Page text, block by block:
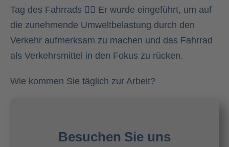
Tag des Fahrrads 🚴‍♂️ Er wurde eingeführt, um auf
die zunehmende Umweltbelastung durch den
Verkehr aufmerksam zu machen und das Fahrrad
als Verkehrsmittel in den Fokus zu rücken.
Wie kommen Sie täglich zur Arbeit?
Besuchen Sie uns